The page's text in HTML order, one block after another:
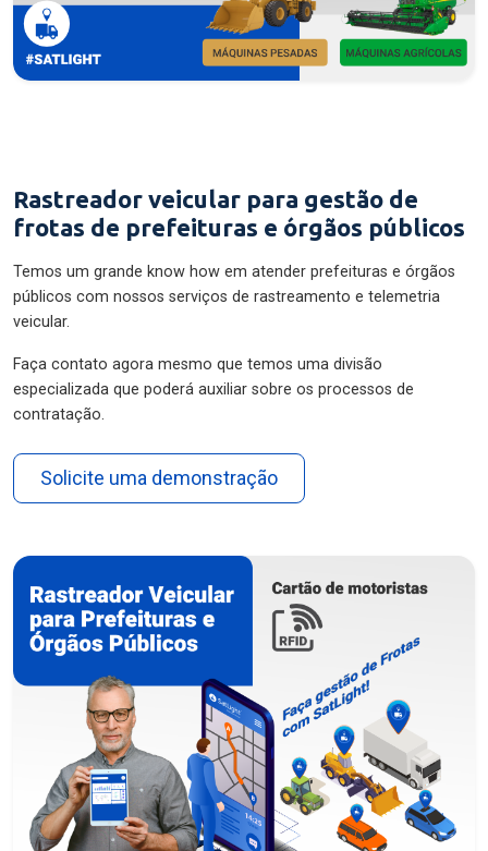
Rastreador veicular para gestão de
frotas de prefeituras e órgãos públicos
Temos um grande know how em atender prefeituras e órgãos
públicos com nossos serviços de rastreamento e telemetria
veicular.
Faça contato agora mesmo que temos uma divisão
especializada que poderá auxiliar sobre os processos de
contratação.
Solicite uma demonstração